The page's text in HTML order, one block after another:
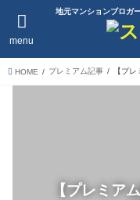
地元マンションブロガ
menu
HOME プレミアム記事 【プ
【プレミア